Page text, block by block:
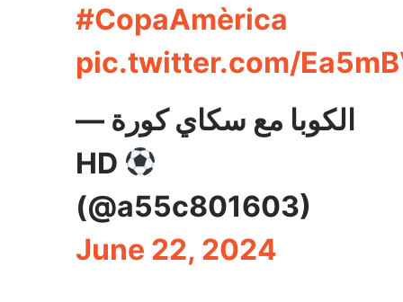
#CopaAmèrica
pic.twitter.com/
— الكوبا مع سكاي كورة
HD
(@a55c801603)
June 22, 2024